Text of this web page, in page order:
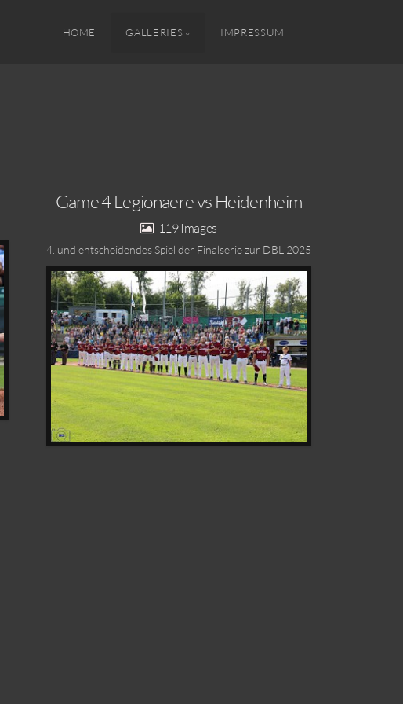
HOME GALLERIES IMPRESSUM
Game 4 Legionaere vs Heidenheim
119
4. und entscheidendes Spiel der Finalserie zur DBL 2025